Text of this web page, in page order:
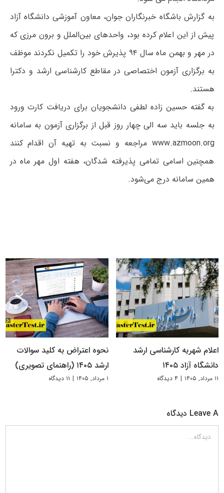
به گزارش باشگاه خبرنگاران جوان، معاون آموزشی دانشگاه آزاد
پیش از این اعلام کرده بود، واحدهای بین‌الملل و برون مرزی که
در مهر و بهمن ماه سال ۹۴ پذیرش خود را تکمیل نکردند موظف
به برگزاری آزمون اختصاصی در مقاطع کارشناسی ارشد و دکترا
هستند.
به گفته حسین زاده لطفی دانشجویان برای دریافت کارت ورود
به جلسه باید سه الی چهار روز قبل از برگزاری آزمون به سامانه
www.azmoon.org مراجعه و نسبت به تهیه آن اقدام کنند
همچنین اسامی تمامی پذیرفته شدگان، هفته اول مهر ماه در
همین سامانه درج می‌شود.
اعلام شهریه کارشناسی ارشد
دانشگاه آزاد ۱۴۰۵
۱۱ مرداد, ۱۴۰۵ | ۴ دیدگاه
نحوه اعتراض به کلید سوالات
ارشد ۱۴۰۵ (راهنمای تصویری)
۱ مرداد, ۱۴۰۵ | ۱۱ دیدگاه
Leave A دیدگاه
دیدگاه